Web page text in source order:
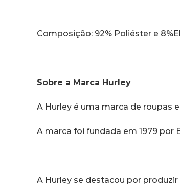
Composição: 92% Poliéster e
Sobre a Marca Hurley
A Hurley é uma marca de roupas
A marca foi fundada em 1979 por
A Hurley se destacou por